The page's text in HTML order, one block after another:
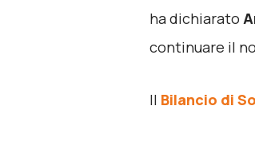
ha dichiarato
continuare il
Il Bilancio di